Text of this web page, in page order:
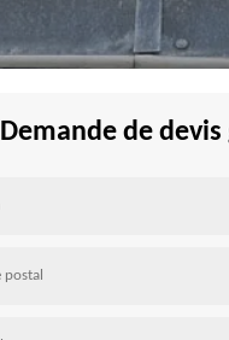
Demande de